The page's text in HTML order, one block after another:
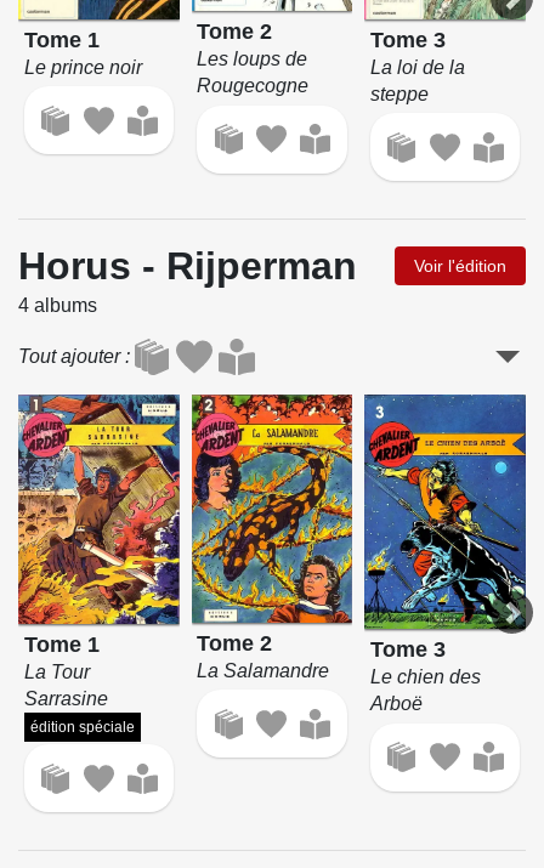
Tome 1
Le prince noir
Tome 2
Les loups de
Rougecogne
Tome 3
La loi de la
steppe
Horus - Rijperman Voir l'édition
4 albums
Tout ajouter
Tome 1
La Tour
Sarrasine
édition spéciale
Tome 2
La Salamandre
Tome 3
Le chien des
Arboë